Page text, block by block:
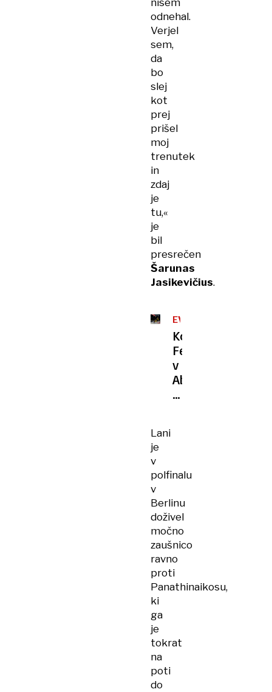
nisem
odnehal.
Verjel
sem,
da
bo
slej
kot
prej
prišel
moj
trenutek
in
zdaj
je
tu,«
je
bil
presrečen
Šarunas
Jasikevičius.
EVROLIGA
Košarkarji
Fenerbahčeja
v
Abu
Dabiju
Lani
je
v
polfinalu
v
Berlinu
doživel
močno
zaušnico
ravno
proti
Panathinaikosu,
ki
ga
je
tokrat
na
poti
do